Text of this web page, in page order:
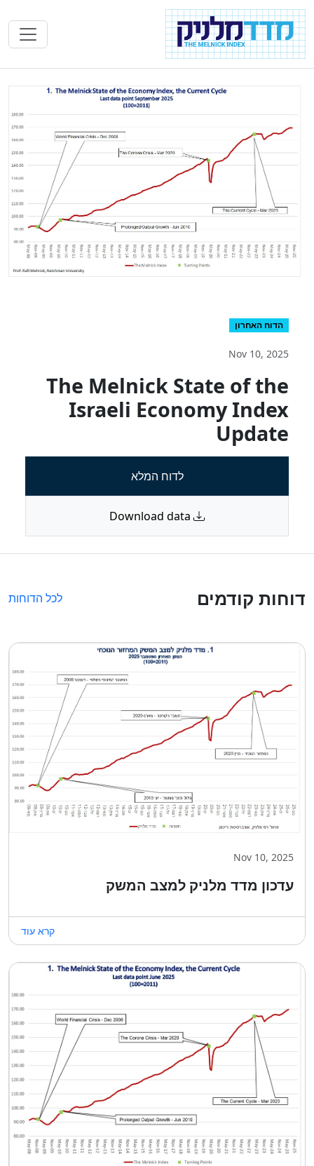
הדוח האחרון
Nov 10, 2025
The Melnick State of the
Israeli Economy Index
Update
לדוח המלא
דוחות קודמים לכל הדוחות
Nov 10, 2025
עדכון מדד מלניק למצב המשק
קרא עוד